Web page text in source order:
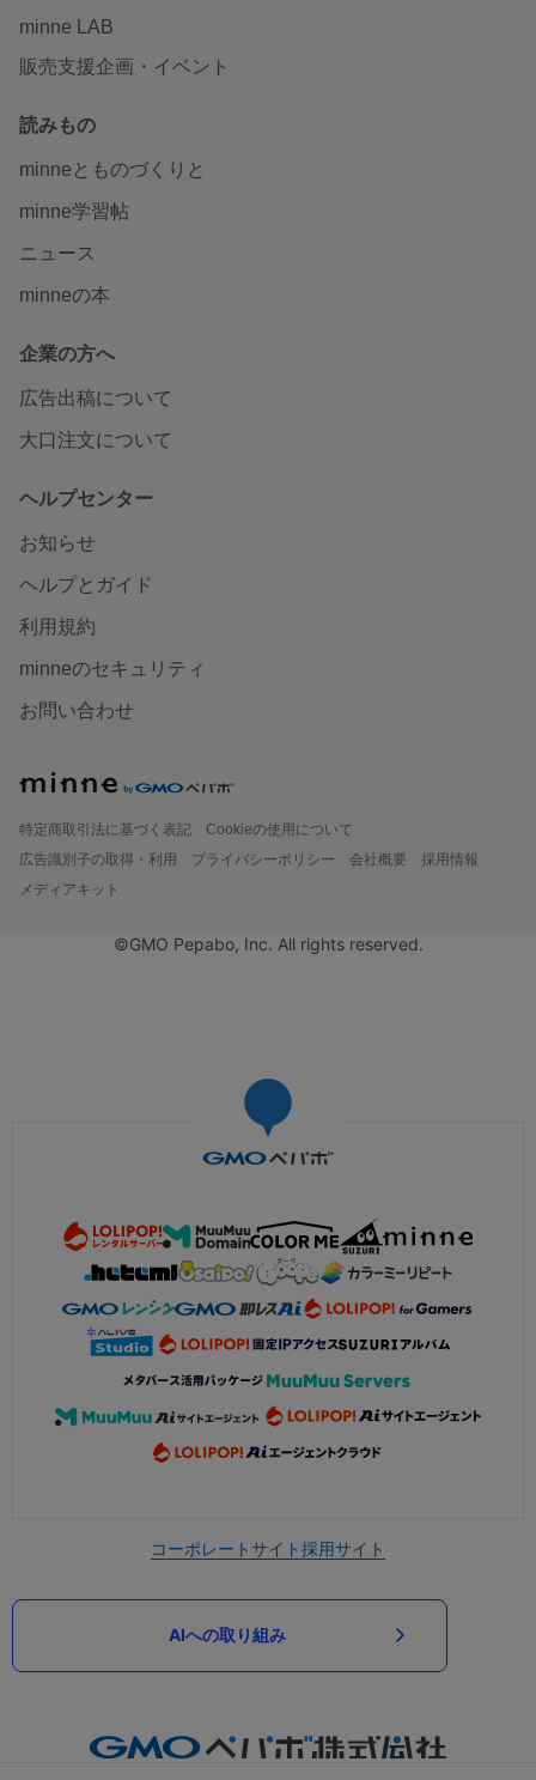
minne LAB
販売支援企画・イベント
読みもの
minneとものづくりと
minne学習帖
ニュース
minneの本
企業の方へ
広告出稿について
大口注文について
ヘルプセンター
お知らせ
ヘルプとガイド
利用規約
minneのセキュリティ
お問い合わせ
特定商取引法に基づく表記
Cookieの使用について
広告識別子の取得・利用
プライバシーポリシー 会社概要
採用情報
メディアキット
©GMO Pepabo, Inc. All rights reserved.
コーポレートサイト採用サイト
AIへの取り組み